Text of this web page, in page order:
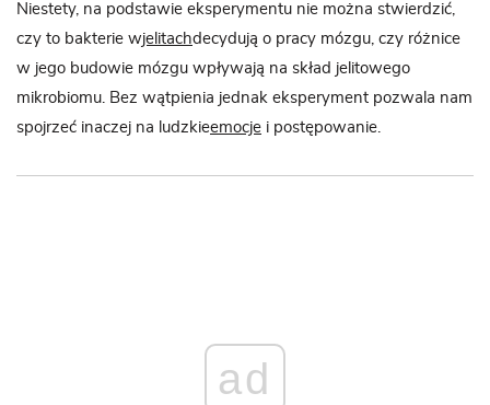
Niestety, na podstawie eksperymentu nie można stwierdzić,
czy to bakterie wjelitachdecydują o pracy mózgu, czy różnice
w jego budowie mózgu wpływają na skład jelitowego
mikrobiomu. Bez wątpienia jednak eksperyment pozwala nam
spojrzeć inaczej na ludzkieemocje i postępowanie.
ad